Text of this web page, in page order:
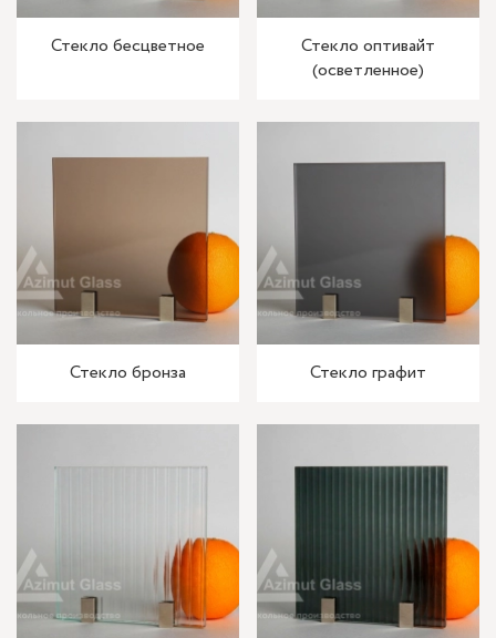
Стекло бесцветное
Стекло оптивайт
(осветленное)
Стекло бронза Стекло графит